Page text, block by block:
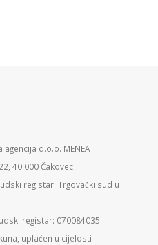
d.o.o. MENEA
40 000 Čakovec
registar: Trgovački sud u
registar: 070084035
uplaćen u cijelosti